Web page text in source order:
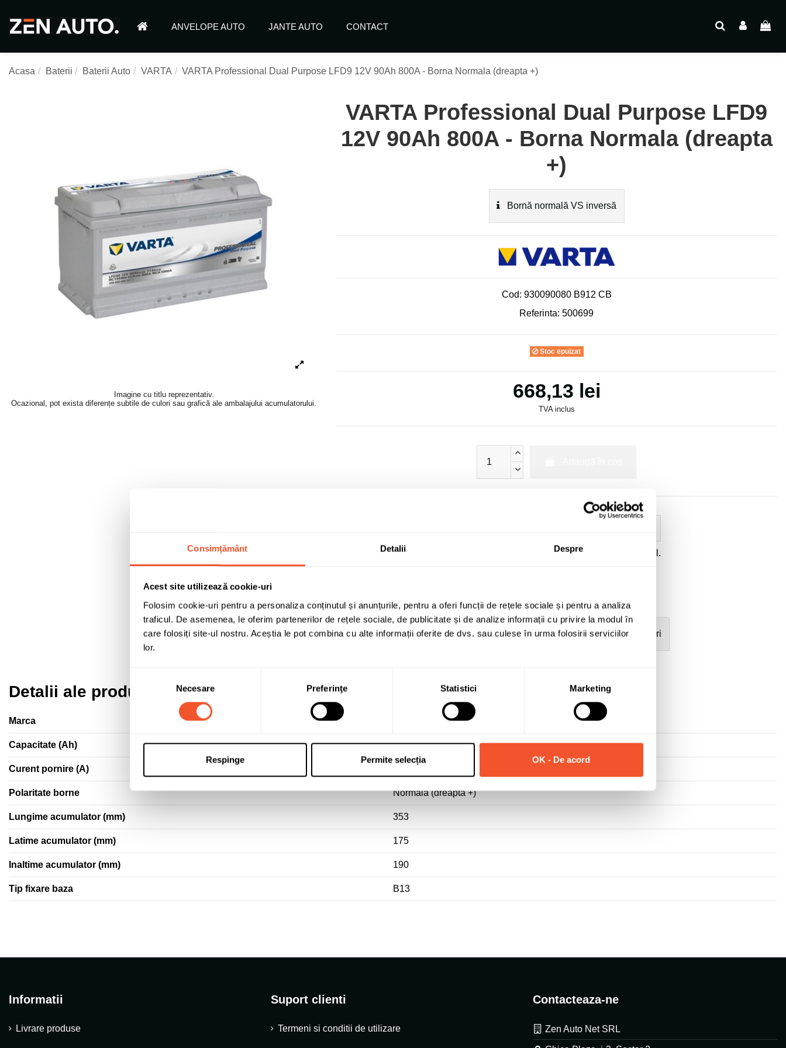
Consimțământ Detalii Despre
Acest site utilizează cookie-uri
Folosim cookie-uri pentru a personaliza conținutul și anunțurile, pentru a oferi funcții de rețele sociale și pentru a analiza
traficul. De asemenea, le oferim partenerilor de rețele sociale, de publicitate și de analize informații cu privire la modul în
care folosiți site-ul nostru. Aceștia le pot combina cu alte informații oferite de dvs. sau culese în urma folosirii serviciilor
lor.
consimțământului
Necesare Preferinţe Statistici Marketing
Respinge Permite selecția OK - De acord
ANVELOPE AUTO JANTE AUTO CONTACT
Acasa Baterii Baterii Auto VARTA VARTA Professional Dual Purpose LFD9 12V 90Ah 800A - Borna Normala (dreapta +)
Imagine cu titlu reprezentativ.
Ocazional, pot exista diferențe subtile de culori sau grafică ale ambalajului acumulatorului.
VARTA Professional Dual Purpose LFD9
12V 90Ah 800A - Borna Normala (dreapta
+)
Bornă normală VS inversă
Cod: 930090080 B912 CB
Referinta: 500699
Stoc epuizat
668,13 lei
TVA inclus
compatibilitate-SMF019
Sunt de acord cu a datelor cu caracter personal.
Solicită informații Garanție acumulatori
Detalii ale produsului
Marca
Capacitate (Ah) 90
Curent pornire (A)
Polaritate borne Normala (dreapta +)
Lungime acumulator (mm) 353
Latime acumulator (mm) 175
Inaltime acumulator (mm) 190
Tip fixare baza B13
Informatii
Livrare produse
Suport clienti
Termeni si conditii de utilizare
Contacteaza-ne
Zen Auto Net SRL